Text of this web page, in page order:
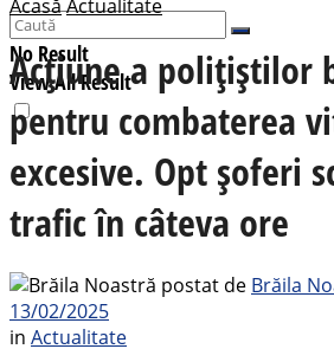
No Result
View All Result
AcasăActualitate
Acțiune a polițiștilor
pentru combaterea
excesive. Opt șoferi
trafic în câteva ore
postat de Brăila
13/02/2025
in Actualitate